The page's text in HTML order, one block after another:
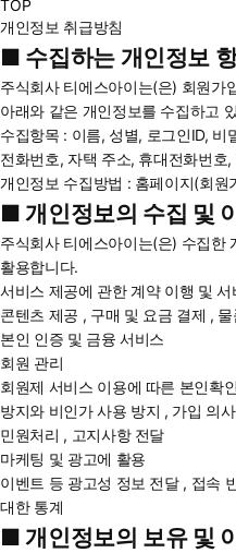
TOP
개인정보 취급방침
■ 수집하는 개인정보
주식회사 티에스아이는(은) 회원가
아래와 같은 개인정보를 수집하고
수집항목 : 이름, 성별, 로그인ID, 비
전화번호, 자택 주소, 휴대전화번호
개인정보 수집방법 : 홈페이지(회원
■ 개인정보의 수집 및
주식회사 티에스아이는(은) 수집한
활용합니다.
서비스 제공에 관한 계약 이행 및
콘텐츠 제공 , 구매 및 요금 결제 ,
본인 인증 및 금융 서비스
회원 관리
회원제 서비스 이용에 따른 본인확
방지와 비인가 사용 방지 , 가입 의
민원처리 , 고지사항 전달
마케팅 및 광고에 활용
이벤트 등 광고성 정보 전달 , 접속
대한 통계
■ 개인정보의 보유 및